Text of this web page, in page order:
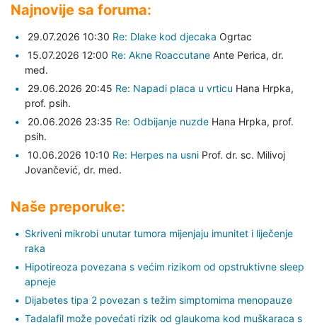
Najnovije sa foruma:
29.07.2026 10:30 Re: Dlake kod djecaka Ogrtac
15.07.2026 12:00 Re: Akne Roaccutane Ante Perica, dr.
med.
29.06.2026 20:45 Re: Napadi placa u vrticu Hana Hrpka,
prof. psih.
20.06.2026 23:35 Re: Odbijanje nuzde Hana Hrpka, prof.
psih.
10.06.2026 10:10 Re: Herpes na usni Prof. dr. sc. Milivoj
Jovančević, dr. med.
Naše preporuke:
Skriveni mikrobi unutar tumora mijenjaju imunitet i liječenje
raka
Hipotireoza povezana s većim rizikom od opstruktivne sleep
apneje
Dijabetes tipa 2 povezan s težim simptomima menopauze
Tadalafil može povećati rizik od glaukoma kod muškaraca s